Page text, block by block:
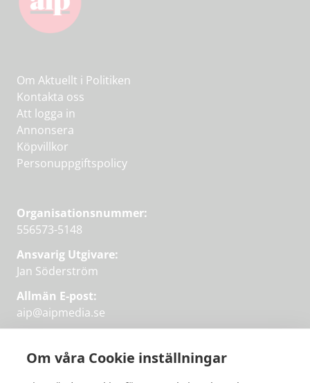
Om våra Cookie inställningar
Om Aktuellt i Politiken
Kontakta oss
Att logga in
Annonsera
Köpvillkor
Personuppgiftspolicy
Organisationsnummer:
556573-5148
Ansvarig Utgivare:
Jan Söderström
Allmän E-post:
aip@aipmedia.se
aip@flowyinfo.seeller 08-1210 60 40.